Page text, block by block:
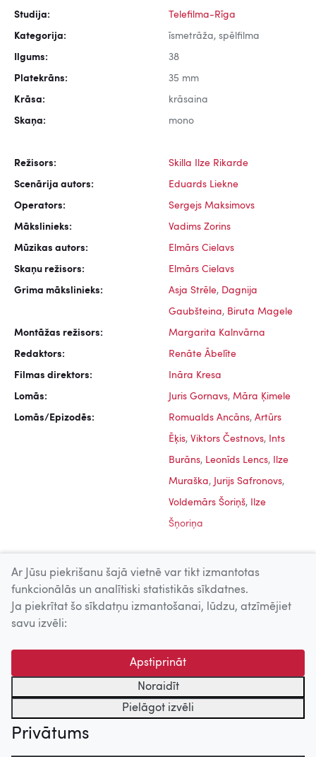
Studija: Telefilma-Rīga
Kategorija: īsmetrāža, spēlfilma
Ilgums: 38
Platekrāns: 35 mm
Krāsa: krāsaina
Skaņa: mono
Režisors: Skilla Ilze Rikarde
Scenārija autors: Eduards Liekne
Operators: Sergejs Maksimovs
Mākslinieks: Vadims Zorins
Mūzikas autors: Elmārs Cielavs
Skaņu režisors: Elmārs Cielavs
Grima mākslinieks: Asja Strēle, Dagnija
Gaubšteina, Biruta Magele
Montāžas režisors: Margarita Kalnvārna
Redaktors: Renāte Ābelīte
Filmas direktors: Ināra Kresa
Lomās: Juris Gornavs, Māra Ķimele
Lomās/Epizodēs: Romualds Ancāns, Artūrs
Ēķis, Viktors Čestnovs, Ints
Burāns, Leonīds Lencs, Ilze
Muraška, Jurijs Safronovs,
Voldemārs Šoriņš, Ilze
Šņoriņa
Uz augšu
© 2026 Nacionālais Kino centrs, Kultūras informācijas sistēmu
centrs. Sadarbības partneris: Latvijas Valsts
kinofotofonodokumentu arhīvs.
Ar Jūsu piekrišanu šajā vietnē var tikt izmantotas
funkcionālās un analītiski statistikās sīkdatnes.
Ja piekrītat šo sīkdatņu izmantošanai, lūdzu, atzīmējiet
savu izvēli:
Apstiprināt
Noraidīt
Pielāgot izvēli
Privātums